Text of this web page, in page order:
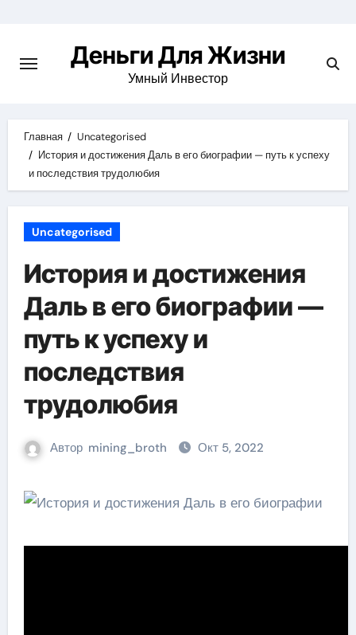
содержимомуДеньги Для Жизни
Умный Инвестор
Главная
Uncategorised
История и достижения Даль в его биографии — путь к успеху
и последствия трудолюбия
Uncategorised
История и достижения
Даль в его биографии —
путь к успеху и
последствия
трудолюбия
Автор mining_broth Окт 5, 2022